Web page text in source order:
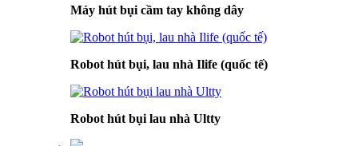
Máy hút bụi cầm tay không dây
Robot hút bụi, lau nhà Ilife (quốc tế)
Robot hút bụi lau nhà Ultty